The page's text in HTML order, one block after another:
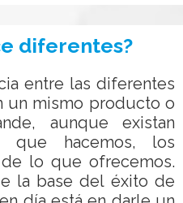
diferentes?
entre las diferentes
un mismo producto o
aunque existan
que hacemos, los
lo que ofrecemos.
la base del éxito de